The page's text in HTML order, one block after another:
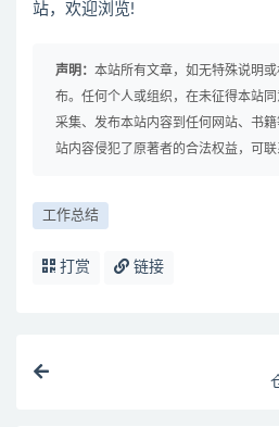
站，欢迎浏览!
声明： 本站所有文章，如无特殊说明
布。任何个人或组织，在未征得本站同
采集、发布本站内容到任何网站、书
站内容侵犯了原著者的合法权益，可联
工作总结
打赏 链接